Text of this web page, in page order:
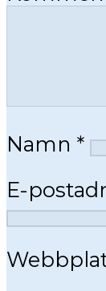
Namn *
E-